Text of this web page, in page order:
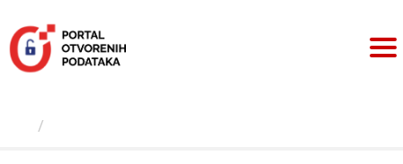
sadržaj